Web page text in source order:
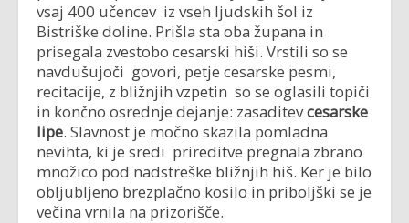
vsaj 400 učencev iz vseh ljudskih šol iz
Bistriške doline. Prišla sta oba župana in
prisegala zvestobo cesarski hiši. Vrstili so se
navdušujoči govori, petje cesarske pesmi,
recitacije, z bližnjih vzpetin so se oglasili topiči
in končno osrednje dejanje: zasaditevcesarske
lipe. Slavnost je močno skazila pomladna
nevihta, ki je sredi prireditve pregnala zbrano
množico pod nadstreške bližnjih hiš. Ker je bilo
obljubljeno brezplačno kosilo in priboljški se je
večina vrnila na prizorišče.